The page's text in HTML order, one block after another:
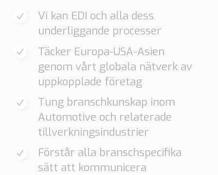
Vi kan EDI och alla dess
underliggande processer
Täcker Europa-USA-Asien
genom vårt globala nätverk av
uppkopplade företag
Tung branschkunskap inom
Automotive och relaterade
tillverkningsindustrier
Förstår alla branschspecifika
sätt att kommunicera